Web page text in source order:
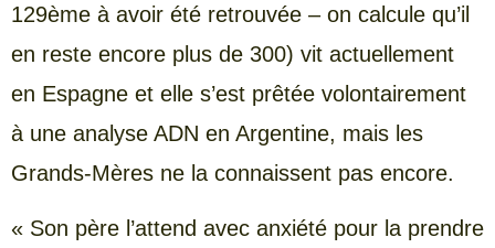
129ème à avoir été retrouvée – on calcule qu’il
en reste encore plus de 300) vit actuellement
en Espagne et elle s’est prêtée volontairement
à une analyse ADN en Argentine, mais les
Grands-Mères ne la connaissent pas encore.
« Son père l’attend avec anxiété pour la prendre